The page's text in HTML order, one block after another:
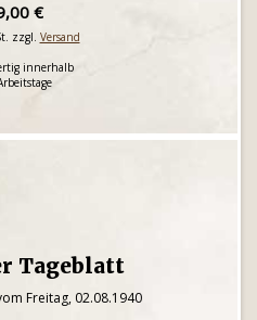
€
zzgl. Versand
innerhalb
Tageblatt
Freitag, 02.08.1940